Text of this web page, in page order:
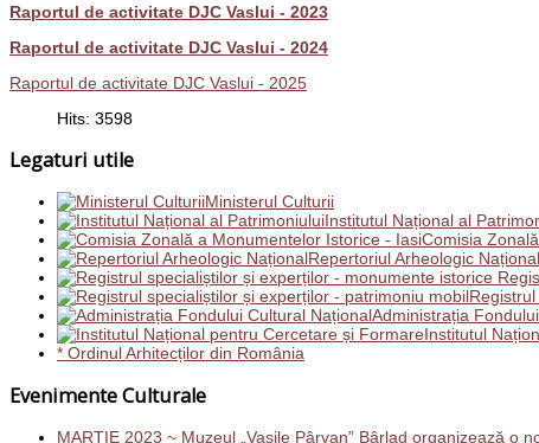
Raportul de activitate DJC Vaslui - 2023
Raportul de activitate DJC Vaslui - 2024
Raportul de activitate DJC Vaslui - 2025
Hits: 3598
Legaturi utile
Ministerul Culturii
Institutul Național al
Comisia
Repertoriul Arheologic Național
Administrația
Institutul
* Ordinul Arhitecților din România
Evenimente Culturale
MARTIE 2023 ~ Muzeul „Vasile Pârvan” Bârlad organizează o